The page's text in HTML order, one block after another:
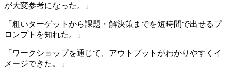
が大変参考になった。」
「粗いターゲットから課題・解決策までを短時間で出せるプ
ロンプトを知れた。」
「ワークショップを通じて、アウトプットがわかりやすくイ
メージできた。」